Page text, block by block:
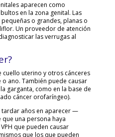
aparecen como
en la zona genital. Las
o grandes, planas o
Un proveedor de atención
las verrugas al
cuello uterino y otros cánceres
o ano. También puede causar
garganta, como en la base de
cáncer orofaríngeo).
tardar años en aparecer —
una persona haya
que pueden causar
que los que pueden